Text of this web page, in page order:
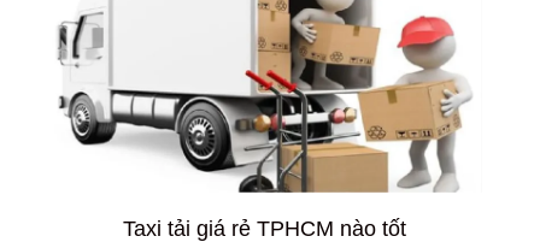
Taxi tải giá rẻ TPHCM nào tốt